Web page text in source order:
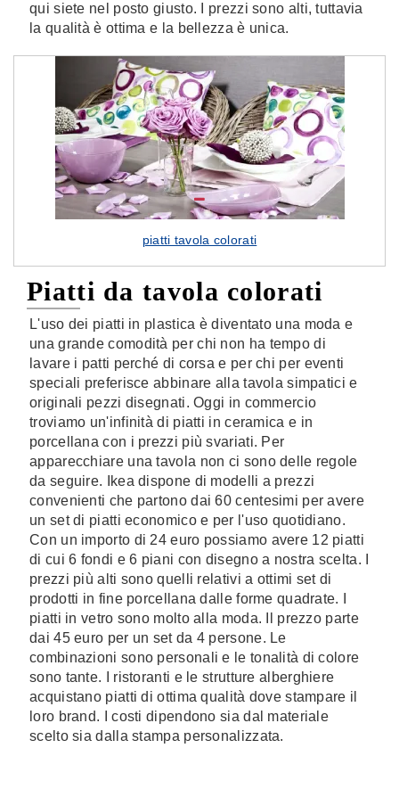
qui siete nel posto giusto. I prezzi sono alti, tuttavia
la qualità è ottima e la bellezza è unica.
piatti tavola colorati
Piatti da tavola colorati
L'uso dei piatti in plastica è diventato una moda e
una grande comodità per chi non ha tempo di
lavare i patti perché di corsa e per chi per eventi
speciali preferisce abbinare alla tavola simpatici e
originali pezzi disegnati. Oggi in commercio
troviamo un'infinità di piatti in ceramica e in
porcellana con i prezzi più svariati. Per
apparecchiare una tavola non ci sono delle regole
da seguire. Ikea dispone di modelli a prezzi
convenienti che partono dai 60 centesimi per avere
un set di piatti economico e per l'uso quotidiano.
Con un importo di 24 euro possiamo avere 12 piatti
di cui 6 fondi e 6 piani con disegno a nostra scelta. I
prezzi più alti sono quelli relativi a ottimi set di
prodotti in fine porcellana dalle forme quadrate. I
piatti in vetro sono molto alla moda. Il prezzo parte
dai 45 euro per un set da 4 persone. Le
combinazioni sono personali e le tonalità di colore
sono tante. I ristoranti e le strutture alberghiere
acquistano piatti di ottima qualità dove stampare il
loro brand. I costi dipendono sia dal materiale
scelto sia dalla stampa personalizzata.